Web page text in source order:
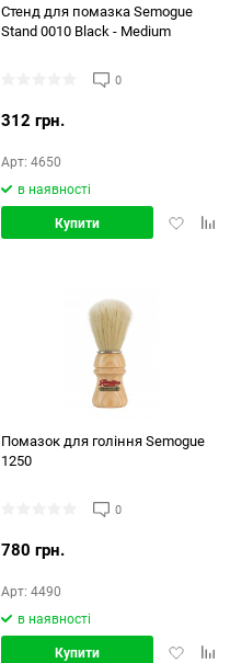
Стенд для помазка Semogue
Stand 0010 Black - Medium
0
312 грн.
Арт: 4650
в наявності
Додати
Купити
Помазок для гоління Semogue
1250
0
780 грн.
Арт: 4490
в наявності
Додати
Купити